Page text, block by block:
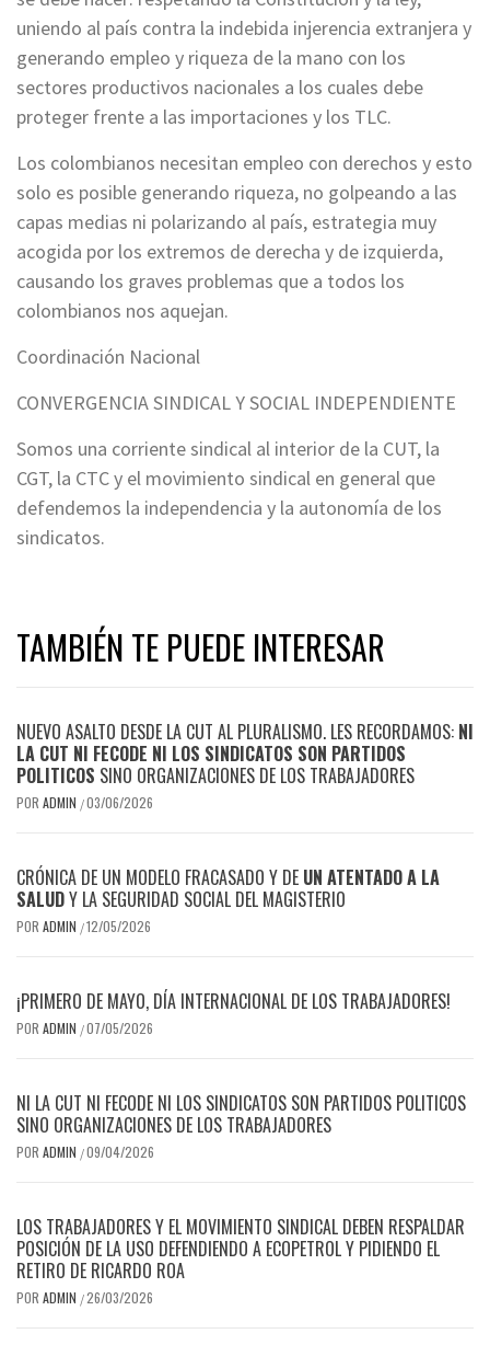
uniendo al país contra la indebida injerencia extranjera y
generando empleo y riqueza de la mano con los
sectores productivos nacionales a los cuales debe
proteger frente a las importaciones y los TLC.
Los colombianos necesitan empleo con derechos y esto
solo es posible generando riqueza, no golpeando a las
capas medias ni polarizando al país, estrategia muy
acogida por los extremos de derecha y de izquierda,
causando los graves problemas que a todos los
colombianos nos aquejan.
Coordinación Nacional
CONVERGENCIA SINDICAL Y SOCIAL INDEPENDIENTE
Somos una corriente sindical al interior de la CUT, la
CGT, la CTC y el movimiento sindical en general que
defendemos la independencia y la autonomía de los
sindicatos.
TAMBIÉN TE PUEDE INTERESAR
NUEVO ASALTO DESDE LA CUT AL PLURALISMO. LES RECORDAMOS: NI
LA CUT NI FECODE NI LOS SINDICATOS SON PARTIDOS
POLITICOS SINO ORGANIZACIONES DE LOS TRABAJADORES
POR ADMIN /03/06/2026
CRÓNICA DE UN MODELO FRACASADO Y DE UN ATENTADO A LA
SALUDY LA SEGURIDAD SOCIAL DEL MAGISTERIO
POR ADMIN /12/05/2026
¡PRIMERO DE MAYO, DÍA INTERNACIONAL DE LOS TRABAJADORES!
POR ADMIN /07/05/2026
NI LA CUT NI FECODE NI LOS SINDICATOS SON PARTIDOS POLITICOS
SINO ORGANIZACIONES DE LOS TRABAJADORES
POR ADMIN /09/04/2026
LOS TRABAJADORES Y EL MOVIMIENTO SINDICAL DEBEN RESPALDAR
POSICIÓN DE LA USO DEFENDIENDO A ECOPETROL Y PIDIENDO EL
RETIRO DE RICARDO ROA
POR ADMIN /26/03/2026